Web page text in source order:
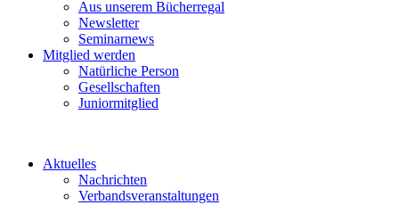
Aus unserem Bücherregal
Newsletter
Seminarnews
Mitglied werden
Natürliche Person
Gesellschaften
Juniormitglied
Aktuelles
Nachrichten
Verbandsveranstaltungen